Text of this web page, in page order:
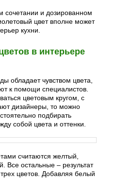
сочетании и дозированном
цвет вполне может
кухни.
в интерьере
обладает чувством цвета,
к помощи специалистов.
цветовым кругом, с
дизайнеры, то можно
подбирать
собой цвета и оттенки.
считаются желтый,
Все остальные – результат
цветов. Добавляя белый